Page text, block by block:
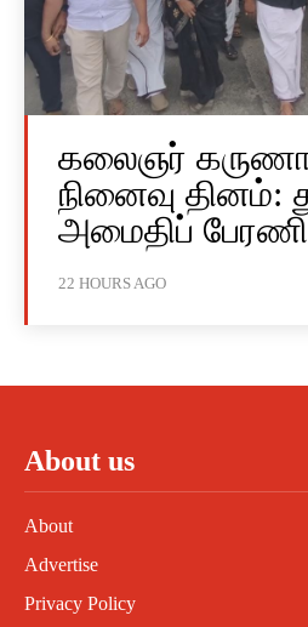
கலைஞர்
நினைவு தினம்:
அமைதிப் பேரணி
22 HOURS AGO
About us
About
Advertise
Privacy Policy